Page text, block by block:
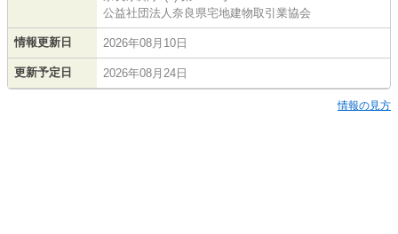
公益社団法人奈良県宅地建物取引業協会
情報更新日 2026年08月10日
更新予定日 2026年08月24日
情報の見方